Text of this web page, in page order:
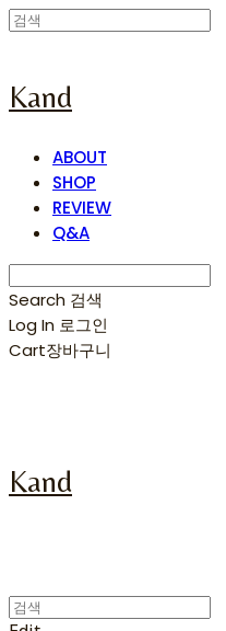
Kand
ABOUT
SHOP
REVIEW
Q&A
Search 검색
Log In 로그인
Cart장바구니
Kand